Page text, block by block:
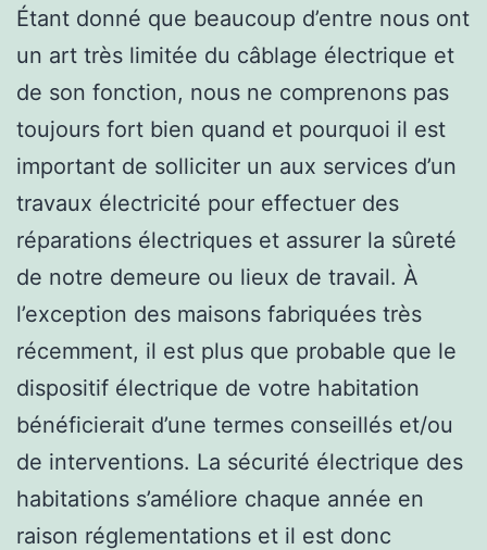
Étant donné que beaucoup d’entre nous ont
un art très limitée du câblage électrique et
de son fonction, nous ne comprenons pas
toujours fort bien quand et pourquoi il est
important de solliciter un aux services d’un
travaux électricité pour effectuer des
réparations électriques et assurer la sûreté
de notre demeure ou lieux de travail. À
l’exception des maisons fabriquées très
récemment, il est plus que probable que le
dispositif électrique de votre habitation
bénéficierait d’une termes conseillés et/ou
de interventions. La sécurité électrique des
habitations s’améliore chaque année en
raison réglementations et il est donc